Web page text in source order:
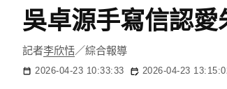
吳卓源手寫信認
記者李欣恬／綜合報導
2026-04-23 10:33:33 2026-04-23